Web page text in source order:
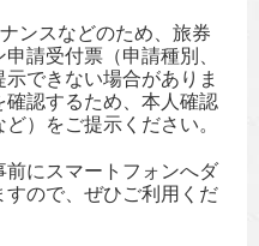
ンスなどのため、旅券
請受付票（申請種別、
できない場合がありま
認するため、本人確認
）をご提示ください。
にスマートフォンへダ
ので、ぜひご利用くだ